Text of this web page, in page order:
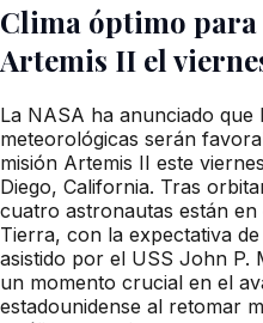
Clima óptimo
Artemis II el
La NASA ha anunciado que
meteorológicas serán
misión Artemis II este
Diego, California. Tras
cuatro astronautas están
Tierra, con la expectativa
asistido por el USS John P.
un momento crucial en el
estadounidense al retomar